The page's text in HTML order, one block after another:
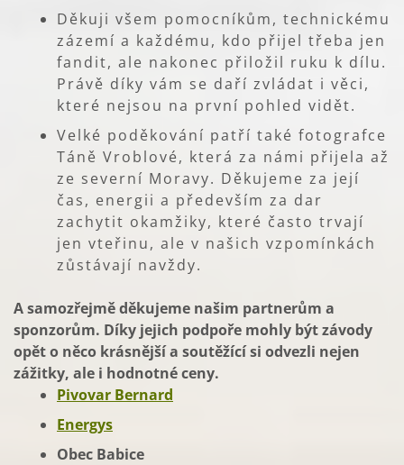
Děkuji všem pomocníkům, technickému
zázemí a každému, kdo přijel třeba jen
fandit, ale nakonec přiložil ruku k dílu.
Právě díky vám se daří zvládat i věci,
které nejsou na první pohled vidět.
Velké poděkování patří také fotografce
Táně Vroblové, která za námi přijela až
ze severní Moravy. Děkujeme za její
čas, energii a především za dar
zachytit okamžiky, které často trvají
jen vteřinu, ale v našich vzpomínkách
zůstávají navždy.
A samozřejmě děkujeme našim partnerům a
sponzorům. Díky jejich podpoře mohly být závody
opět o něco krásnější a soutěžící si odvezli nejen
zážitky, ale i hodnotné ceny.
Pivovar Bernard
Energys
Obec Babice